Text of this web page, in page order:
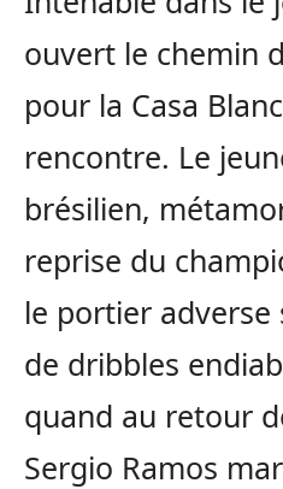
ouvert le chemin
pour la Casa
rencontre. Le
brésilien,
reprise du
le portier adverse
de dribbles
quand au retour
Sergio Ramos